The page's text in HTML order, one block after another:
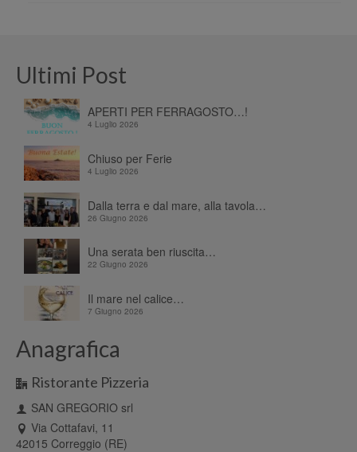
Ultimi Post
APERTI PER FERRAGOSTO…!
4 Luglio 2026
Chiuso per Ferie
4 Luglio 2026
Dalla terra e dal mare, alla tavola…
26 Giugno 2026
Una serata ben riuscita…
22 Giugno 2026
Il mare nel calice…
7 Giugno 2026
Anagrafica
Ristorante Pizzeria
SAN GREGORIO srl
Via Cottafavi, 11
42015 Correggio (RE)